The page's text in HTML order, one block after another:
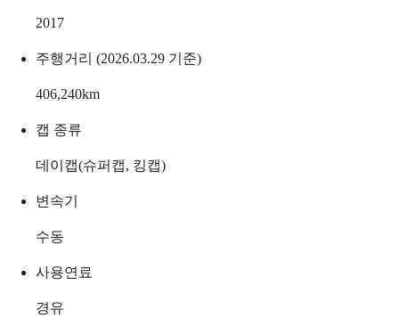
2017
주행거리 (2026.03.29 기준)
406,240km
캡 종류
데이캡(슈퍼캡, 킹캡)
변속기
수동
사용연료
경유